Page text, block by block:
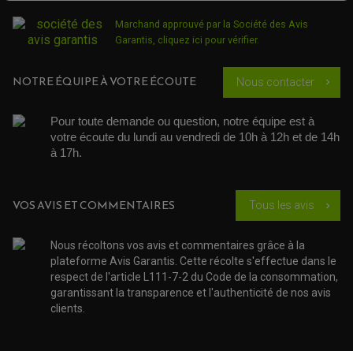
PNEUMATIQUE
CHAMBRE A AIR
COUVRE CARTER ET SLIDER
PROTECTION RADIATEUR
PROTECTION FOURCHE ET BRAS OSCILLANT
PROTECTION SILENCIEUX
PROTECTION LEVIER
ROULEMENT MOTO
TRANSMISSION
AMORTISSEUR DE COUPLE
EMBRAYAGE MOTO
KIT CHAÎNE MOTO
NOS MARQUES
ACCESSOIRE SCOOTER APRILIA
ACCESSOIRE SCOOTER BMW
ACCESSOIRE SCOOTER GILERA
ACCESSOIRE SCOOTER HONDA
ACCESSOIRE SCOOTER KYMCO
ACCESSOIRE SCOOTER MBK
ACCESSOIRE SCOOTER SUZUKI
ACCESSOIRE ATELIER QUAD
OUTILLAGE QUAD
SUSPENSION
Marchand approuvé par la Société des Avis
Garantis, cliquez ici pour vérifier.
NOTRE ÉQUIPE À VOTRE ÉCOUTE Nous contacter chevron_right
Pour toute demande ou question, notre équipe est à
votre écoute du lundi au vendredi de 10h à 12h et de 14h
à 17h.
VOS AVIS ET COMMENTAIRES Tous les avis chevron_right
Nous récoltons vos avis et commentaires grâce à la
plateforme Avis Garantis. Cette récolte s'effectue dans le
respect de l'article L111-7-2 du Code de la consommation,
garantissant la transparence et l'authenticité de nos avis
clients.